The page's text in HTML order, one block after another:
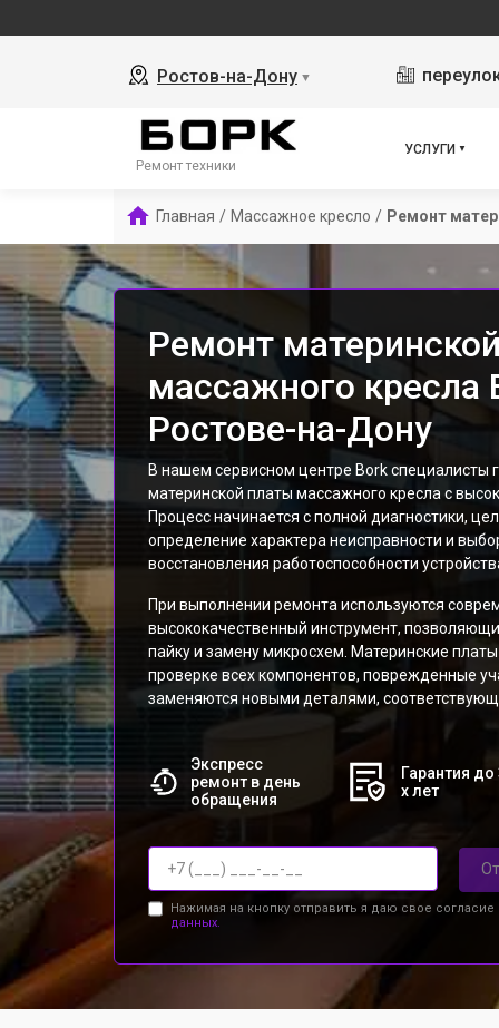
Ростов-на-Дону ▼
Ремонт техники
УСЛУГИ
Главная / Массажное кресло / Ремонт
Ремонт
массажного кресла
Ростове-на-Дону
В нашем сервисном центре Bork специалисты
материнской платы массажного кресла с
Процесс начинается с полной диагностики,
определение характера неисправности и
восстановления работоспособности
При выполнении ремонта используются
высококачественный инструмент,
пайку и замену микросхем. Материнские
проверке всех компонентов, поврежденные
заменяются новыми деталями,
Экспресс
ремонт в день
обращения
Гарантия до
х лет
Нажимая на кнопку отправить я даю свое согласие
данных.